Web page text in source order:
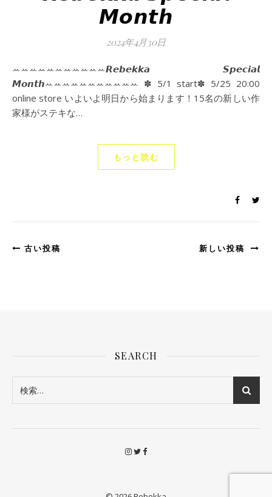
𝙈𝙤𝙣𝙩𝙝
2024年4月30日
ꕀꕀꕀꕀꕀꕀꕀꕀꕀꕀꕀ𝙍𝙚𝙗𝙚𝙠𝙠𝙖 𝙎𝙥𝙚𝙘𝙞𝙖𝙡
𝙈𝙤𝙣𝙩𝙝ꕀꕀꕀꕀꕀꕀꕀꕀꕀꕀꕀ ✽ 5/1 start✽ 5/25 20:00
online store いよいよ明日から始まります！15名の新しい作
家様がステキな…
もっと読む
古い投稿 新しい投稿
SEARCH